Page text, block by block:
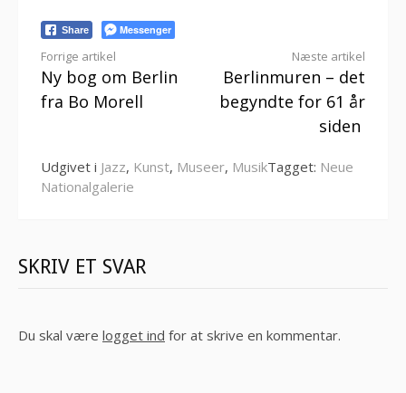
Share Messenger
Læs
videre
Forrige artikel
Ny bog om Berlin
fra Bo Morell
Næste artikel
Berlinmuren – det
begyndte for 61 år
siden
Udgivet i Jazz, Kunst, Museer, MusikTagget: Neue
Nationalgalerie
SKRIV ET SVAR
Du skal være logget ind for at skrive en kommentar.